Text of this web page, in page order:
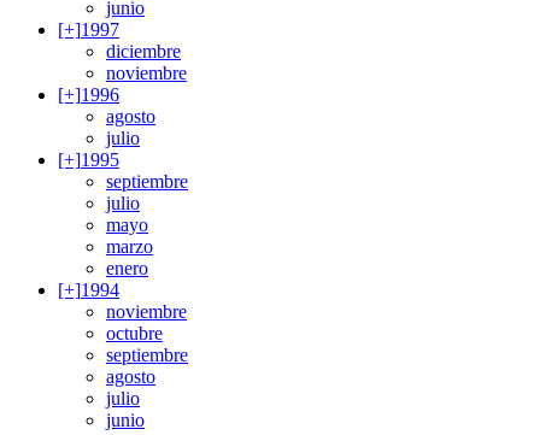
junio
[+]1997
diciembre
noviembre
[+]1996
agosto
julio
[+]1995
septiembre
julio
mayo
marzo
enero
[+]1994
noviembre
octubre
septiembre
agosto
julio
junio